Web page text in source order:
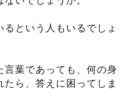
という人もいるでしょ
言葉であっても、何の身
ら、答えに困ってしま